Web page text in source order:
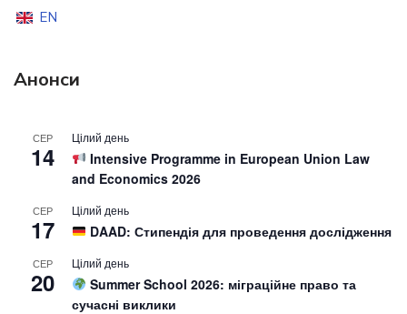
EN
Анонси
СЕР
14
Цілий день
Intensive Programme in European Union Law
and Economics 2026
СЕР
17
Цілий день
DAAD: Стипендія для проведення дослідження
СЕР
20
Цілий день
Summer School 2026: міграційне право та
сучасні виклики